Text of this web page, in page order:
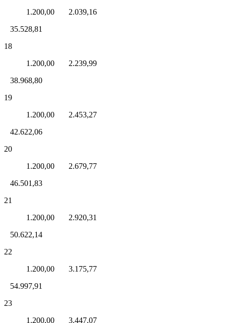
1.200,00 2.039,16
35.528,81
18
1.200,00 2.239,99
38.968,80
19
1.200,00 2.453,27
42.622,06
20
1.200,00 2.679,77
46.501,83
21
1.200,00 2.920,31
50.622,14
22
1.200,00 3.175,77
54.997,91
23
1.200,00 3.447,07